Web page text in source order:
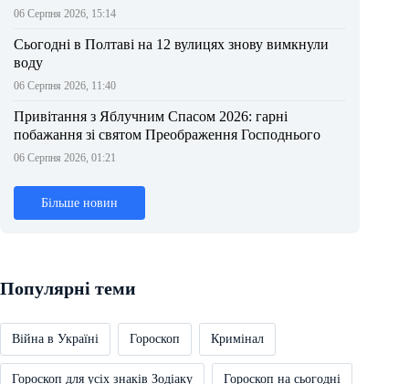
06 Серпня 2026, 15:14
Сьогодні в Полтаві на 12 вулицях знову вимкнули
воду
06 Серпня 2026, 11:40
Привітання з Яблучним Спасом 2026: гарні
побажання зі святом Преображення Господнього
06 Серпня 2026, 01:21
Більше новин
Популярні теми
Війна в Україні Гороскоп Кримінал
Гороскоп для усіх знаків Зодіаку Гороскоп на сьогодні